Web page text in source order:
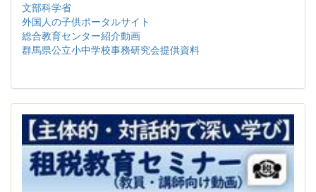
文部科学省
外国人の子供ポータルサイト
総合教育センター紹介動画
群馬県公立小中学校事務研究会提供資料